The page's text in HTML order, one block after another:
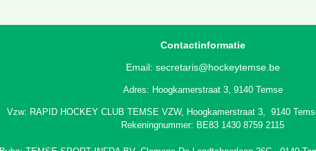
Contactinformatie
Email: secretaris@hockeytemse.be
Adres: Hoogkamerstraat 3, 9140 Temse
Vzw: RAPID HOCKEY CLUB TEMSE VZW, Hoogkamerstraat 3, 9140
Rekeningnummer: BE83 1430 8759 2115